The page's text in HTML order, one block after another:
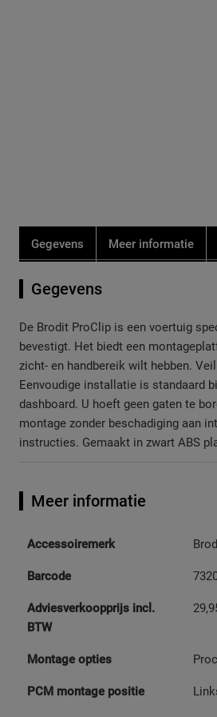
Gegevens Meer informatie
Gegevens
De Brodit ProClip is een voertuig
bevestigt. Het biedt een
zicht- en handbereik wilt hebben.
Eenvoudige installatie is standaard
dashboard. U hoeft geen gaten te
montage zonder beschadiging aan
instructies. Gemaakt in zwart ABS
Meer informatie
Meer
Accessoiremerk
Barcode
Adviesverkoopprijs incl.
BTW
Montage opties
PCM montage positie